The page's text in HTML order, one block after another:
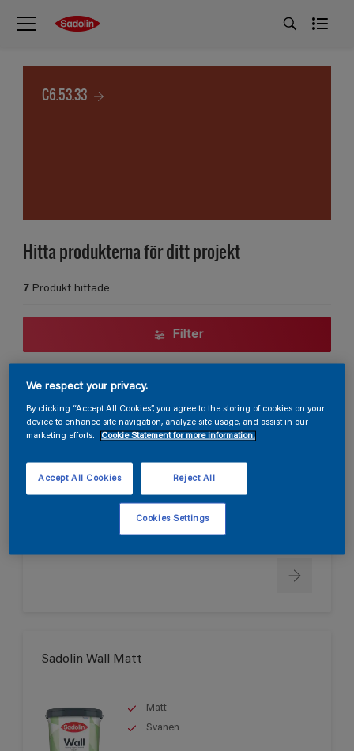
C6.53.33
Hitta produkterna för ditt projekt
7 Produkt hittade
Filter
Endast tillgänglig i butik
Sadolin Wall Matt
Matt
Svanen
We respect your privacy.
By clicking “Accept All Cookies”, you agree to the storing of cookies on your
device to enhance site navigation, analyze site usage, and assist in our
marketing efforts.
Cookie Statement for more information.
Reject All
Accept All Cookies
Cookies Settings